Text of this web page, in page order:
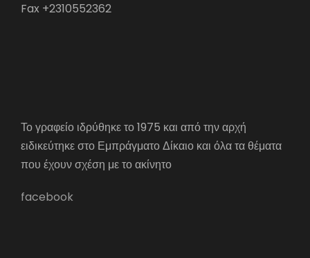
Fax +2310552362
Το γραφείο ιδρύθηκε το 1975 και από την αρχή
ειδικεύτηκε στο Εμπράγματο Δίκαιο και όλα τα θέματα
που έχουν σχέση με το ακίνητο
facebook